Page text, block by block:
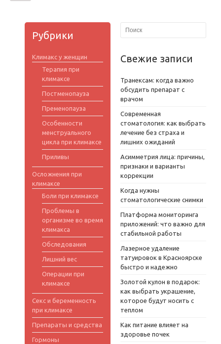
Рубрики
Климакс у женщин
Терапия при
климаксе
Постменопауза
Пременопауза
Особенности
менструального
цикла при климаксе
Приливы
Осложнения при
климаксе
Боли при климаксе
Проблемы в
организме во время
климакса
Обследования
Лишний вес
Операции при
климаксе
Секс и беременность
при климаксе
Препараты и средства
Гормоны
Свежие записи
Транексам: когда важно
обсудить препарат с
врачом
Современная
стоматология: как выбрать
лечение без страха и
лишних ожиданий
Асимметрия лица: причины,
признаки и варианты
коррекции
Когда нужны
стоматологические снимки
Платформа мониторинга
приложений: что важно для
стабильной работы
Лазерное удаление
татуировок в Красноярске
быстро и надежно
Золотой кулон в подарок:
как выбрать украшение,
которое будут носить с
теплом
Как питание влияет на
здоровье почек